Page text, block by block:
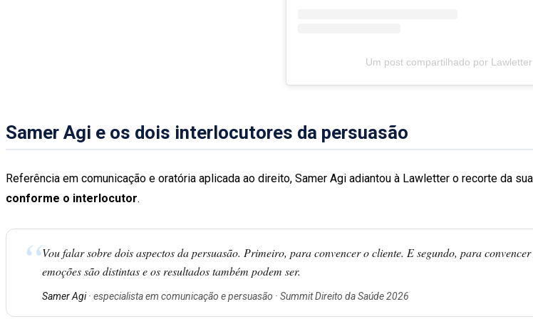
Um post compartilhado por
Samer Agi e os dois interlocutores da persuasão
Referência em comunicação e oratória aplicada ao direito, Samer Agi adiantou à Lawletter o recorte da
conforme o interlocutor.
“Vou falar sobre dois aspectos da persuasão. Primeiro, para convencer o cliente. E segundo, para
emoções são distintas e os resultados também podem ser.
Samer Agi· especialista em comunicação e persuasão · Summit Direito da Saúde 2026